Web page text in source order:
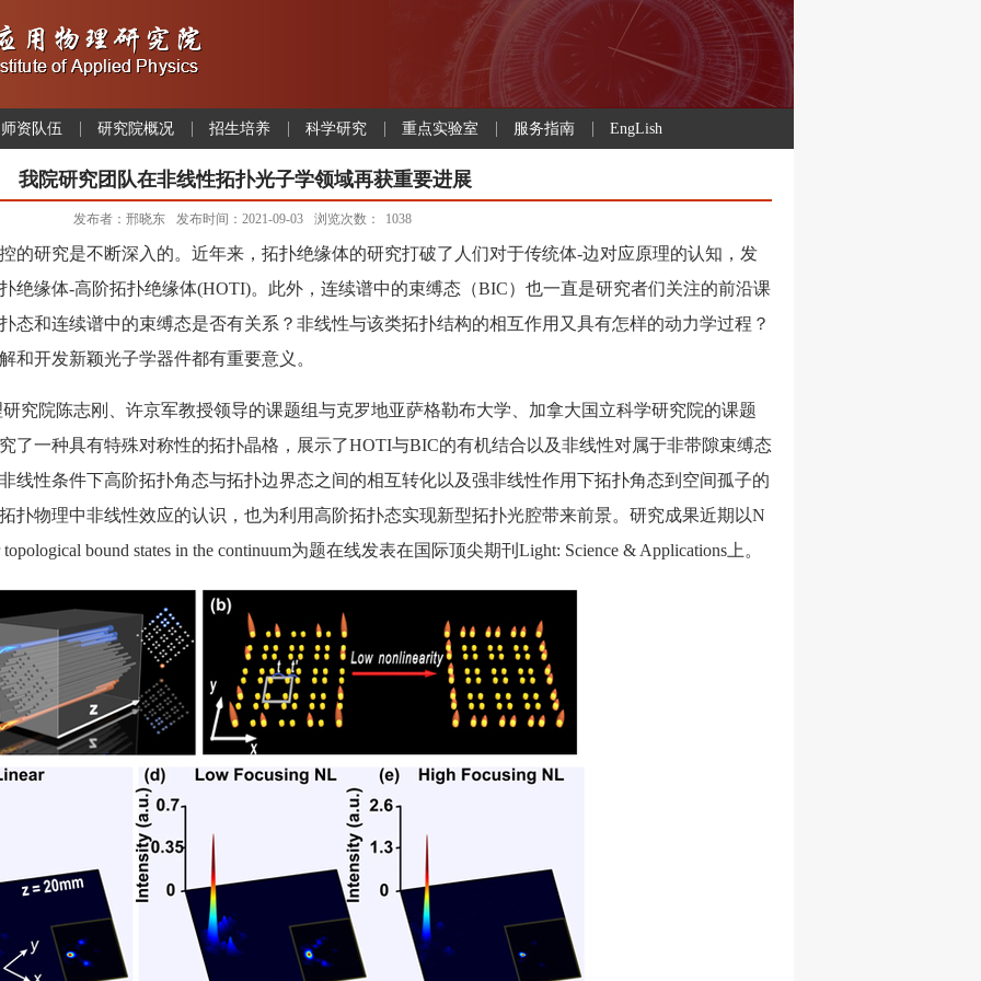
师资队伍 研究院概况 招生培养 科学研究 重点实验室 服务指南 EngLish
我院研究团队在非线性拓扑光子学领域再获重要进展
发布者：邢晓东 发布时间：2021-09-03 浏览次数： 1038
究是不断深入的。近年来，拓扑绝缘体的研究打破了人们对于传统体-边对应原理的认知，发
绝缘体-高阶拓扑绝缘体(HOTI)。此外，连续谱中的束缚态（BIC）也一直是研究者们关注的前沿课
态和连续谱中的束缚态是否有关系？非线性与该类拓扑结构的相互作用又具有怎样的动力学过程？
和开发新颖光子学器件都有重要意义。
院陈志刚、许京军教授领导的课题组与克罗地亚萨格勒布大学、加拿大国立科学研究院的课题
了一种具有特殊对称性的拓扑晶格，展示了HOTI与BIC的有机结合以及非线性对属于非带隙束缚态
线性条件下高阶拓扑角态与拓扑边界态之间的相互转化以及强非线性作用下拓扑角态到空间孤子的
扑物理中非线性效应的认识，也为利用高阶拓扑态实现新型拓扑光腔带来前景。研究成果近期以N
bound states in the continuum为题在线发表在国际顶尖期刊Light: Science & Applications上。